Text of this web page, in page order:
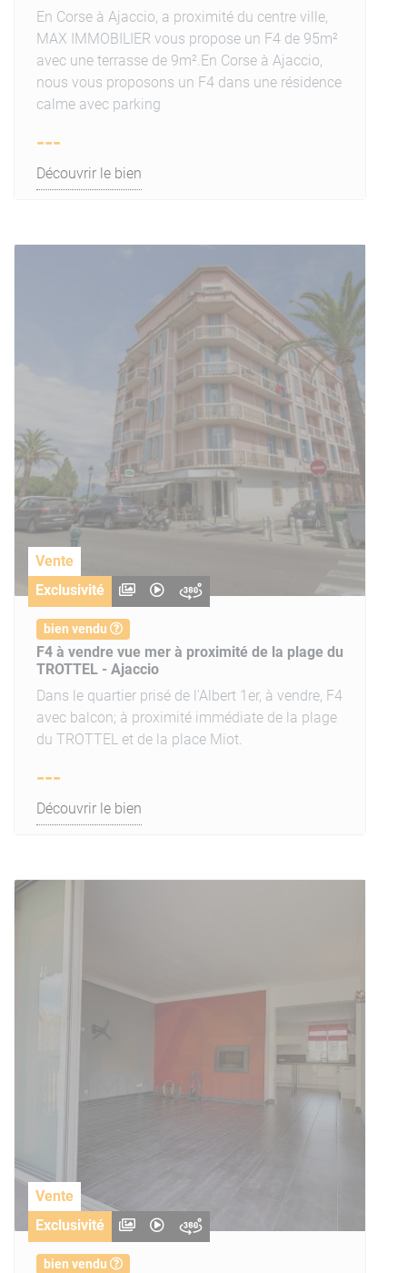
En Corse à Ajaccio, a proximité du centre ville,
MAX IMMOBILIER vous propose un F4 de 95m²
avec une terrasse de 9m².En Corse à Ajaccio,
nous vous proposons un F4 dans une résidence
calme avec parking
---
Découvrir le bien
Vente
Exclusivité
bien vendu
F4 à vendre vue mer à proximité de la plage du
TROTTEL - Ajaccio
Dans le quartier prisé de l'Albert 1er, à vendre, F4
avec balcon; à proximité immédiate de la plage
du TROTTEL et de la place Miot.
---
Découvrir le bien
Vente
Exclusivité
bien vendu